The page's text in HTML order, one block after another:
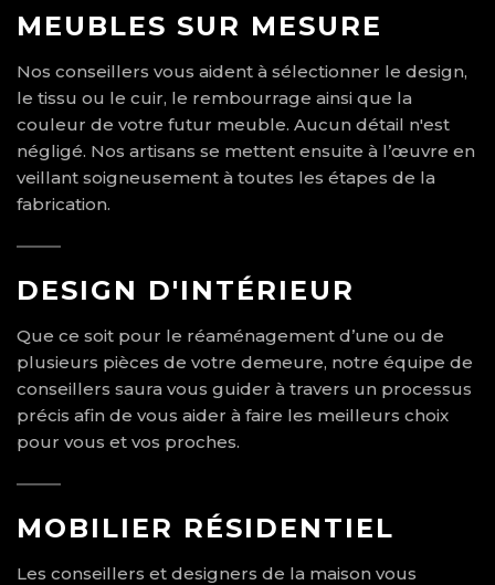
MEUBLES SUR MESURE
Nos conseillers vous aident à sélectionner le design,
le tissu ou le cuir, le rembourrage ainsi que la
couleur de votre futur meuble. Aucun détail n'est
négligé. Nos artisans se mettent ensuite à l’œuvre en
veillant soigneusement à toutes les étapes de la
fabrication.
DESIGN D'INTÉRIEUR
Que ce soit pour le réaménagement d’une ou de
plusieurs pièces de votre demeure, notre équipe de
conseillers saura vous guider à travers un processus
précis afin de vous aider à faire les meilleurs choix
pour vous et vos proches.
MOBILIER RÉSIDENTIEL
Les conseillers et designers de la maison vous